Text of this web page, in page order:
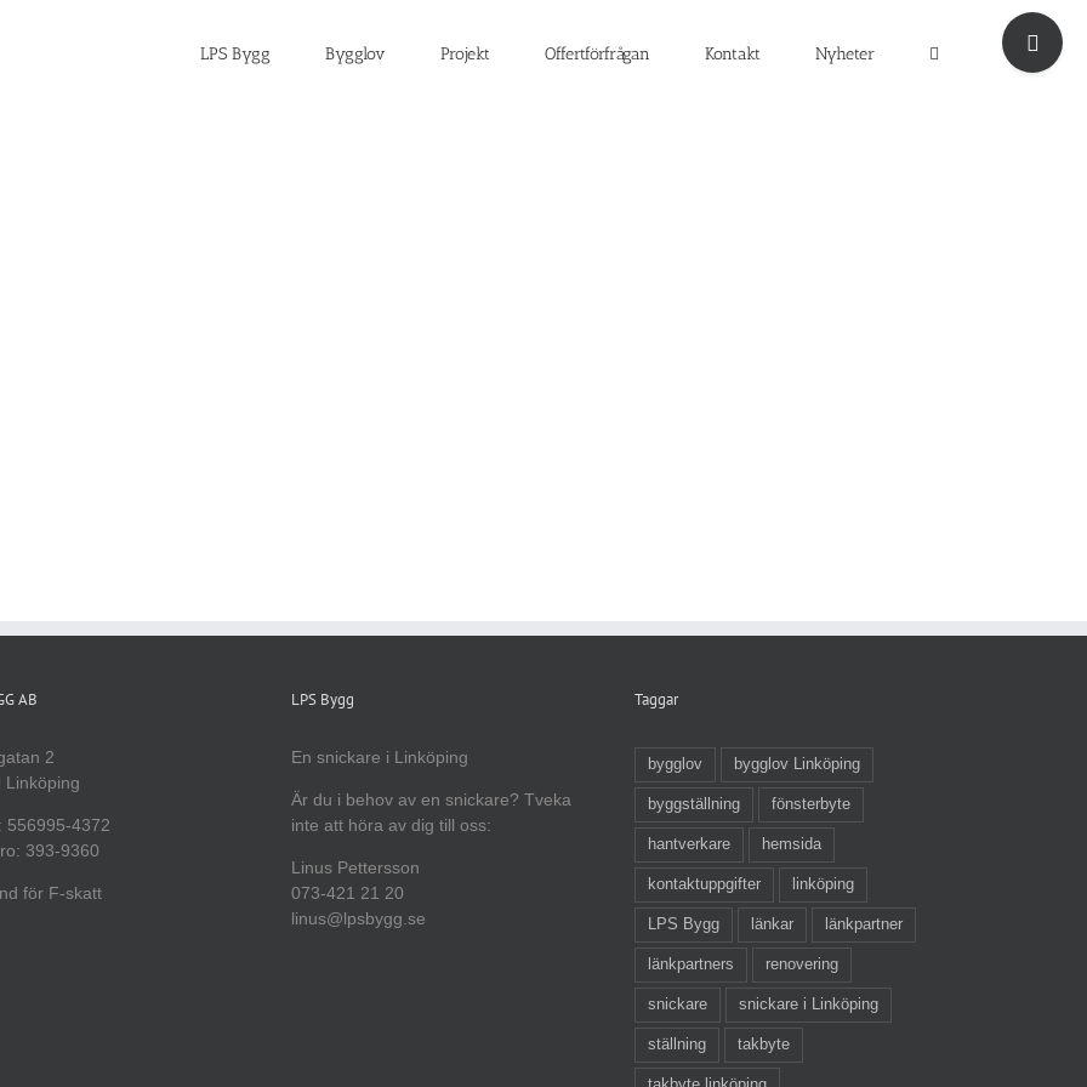
LPS Bygg Bygglov Projekt Offertförfrågan Kontakt Nyheter
AB
2
Linköping
556995-4372
393-9360
för F-skatt
LPS Bygg
En snickare i Linköping
Är du i behov av en snickare? Tveka
inte att höra av dig till oss:
Linus Pettersson
073-421 21 20
linus@lpsbygg.se
Taggar
bygglov bygglov Linköping
byggställning fönsterbyte
hantverkare hemsida
kontaktuppgifter linköping
LPS Bygg länkar länkpartner
länkpartners renovering
snickare snickare i Linköping
ställning takbyte
Byt
glidfält